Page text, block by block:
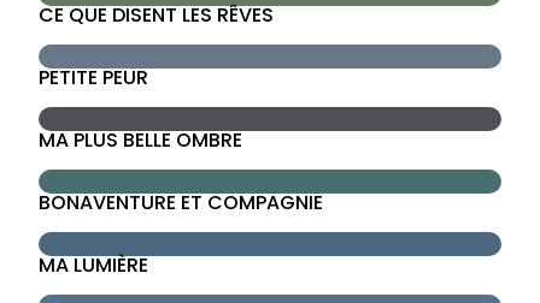
CE QUE DISENT LES RÊVES
PETITE PEUR
MA PLUS BELLE OMBRE
BONAVENTURE ET COMPAGNIE
MA LUMIÈRE